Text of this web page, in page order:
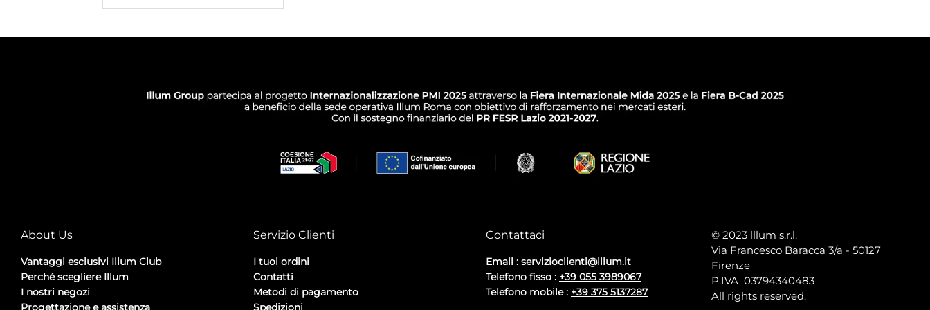
About Us
Vantaggi esclusivi Illum Club
Perché scegliere Illum
I nostri negozi
Progettazione e assistenza
Servizio Clienti
I tuoi ordini
Contatti
Metodi di pagamento
Spedizioni
Contattaci
Email : servizioclienti@illum.it
Telefono fisso : +39 055 3989067
Telefono mobile : +39 375 5137287
© 2023 lllum s.r.l.
Via Francesco Baracca 3/a - 50127
Firenze
P.IVA 03794340483
All rights reserved.